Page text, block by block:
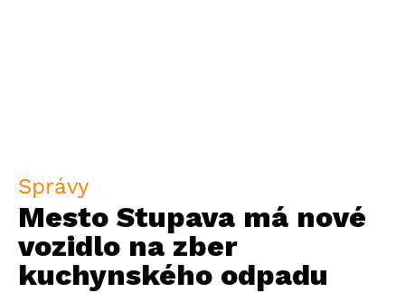
Správy
Mesto Stupava má nové
vozidlo na zber
kuchynského odpadu